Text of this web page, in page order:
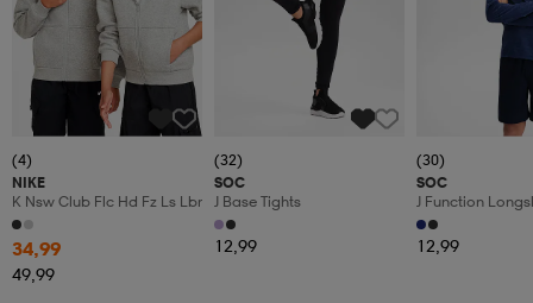
(4)
NIKE
K Nsw Club Flc Hd Fz Ls Lbr
34,99
49,99
(32)
SOC
J Base Tights
12,99
(30)
SOC
J Function
12,99